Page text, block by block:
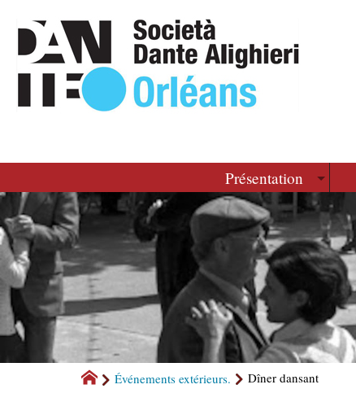
Présentation
Événements extérieurs. Dîner dansant